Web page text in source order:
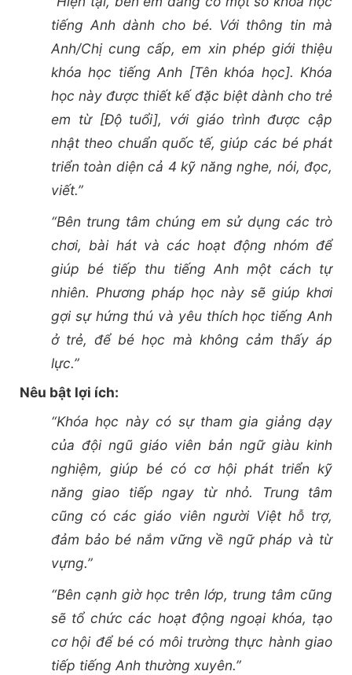
tiếng Anh dành cho bé. Với thông tin mà
Anh/Chị cung cấp, em xin phép giới thiệu
khóa học tiếng Anh [Tên khóa học]. Khóa
học này được thiết kế đặc biệt dành cho trẻ
em từ [Độ tuổi], với giáo trình được cập
nhật theo chuẩn quốc tế, giúp các bé phát
triển toàn diện cả 4 kỹ năng nghe, nói, đọc,
viết.”
“Bên trung tâm chúng em sử dụng các trò
chơi, bài hát và các hoạt động nhóm để
giúp bé tiếp thu tiếng Anh một cách tự
nhiên. Phương pháp học này sẽ giúp khơi
gợi sự hứng thú và yêu thích học tiếng Anh
ở trẻ, để bé học mà không cảm thấy áp
lực.”
Nêu bật lợi ích:
“Khóa học này có sự tham gia giảng dạy
của đội ngũ giáo viên bản ngữ giàu kinh
nghiệm, giúp bé có cơ hội phát triển kỹ
năng giao tiếp ngay từ nhỏ. Trung tâm
cũng có các giáo viên người Việt hỗ trợ,
đảm bảo bé nắm vững về ngữ pháp và từ
vựng.”
“Bên cạnh giờ học trên lớp, trung tâm cũng
sẽ tổ chức các hoạt động ngoại khóa, tạo
cơ hội để bé có môi trường thực hành giao
tiếp tiếng Anh thường xuyên.”